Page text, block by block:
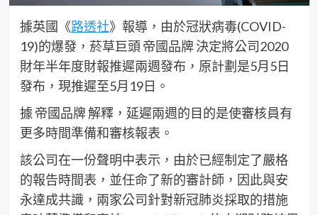
據英國《路透社》報導，由於冠狀病毒(COVID-
19)的爆發，菸草巨頭 帝國品牌 決定將公司2020
財年半年度財報推遲兩週發布，原計劃是5月5日
發布，現推遲至5月19日。
據 帝國品牌 解釋，延遲兩週的目的是使審核員有
更多時間準備和審核報表。
該公司在一份聲明中表示，由於已經制定了嚴格
的報告時間表，並任命了新的審計師，因此與安
永達成共識，兩家公司針對新冠肺炎採取的措施